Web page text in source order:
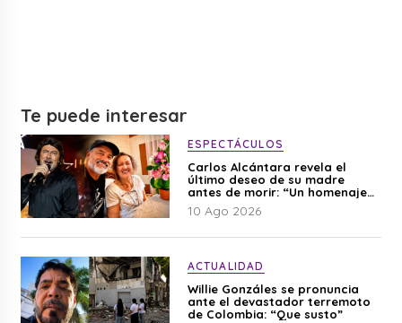
Te puede interesar
ESPECTÁCULOS
Carlos Alcántara revela el
último deseo de su madre
antes de morir: “Un homenaje
para mi mamá”
10 Ago 2026
ACTUALIDAD
Willie Gonzáles se pronuncia
ante el devastador terremoto
de Colombia: “Que susto”